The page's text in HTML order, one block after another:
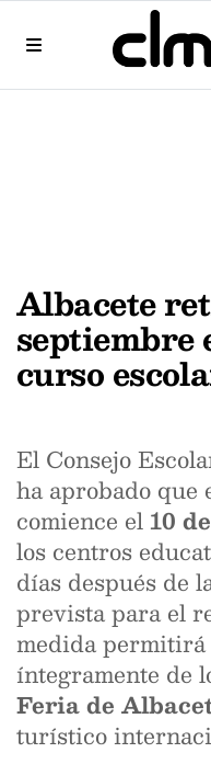
Albacete
septiembre
curso
El Consejo
ha aprobado que
comience el 10
los centros
días después de
prevista para el
medida
íntegramente de
Feria de
turístico